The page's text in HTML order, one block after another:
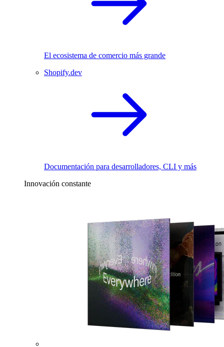
El ecosistema de comercio más grande
Shopify.dev
Documentación para desarrolladores, CLI y más
Innovación constante